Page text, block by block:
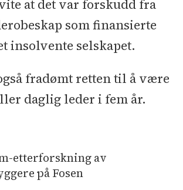
at det var forskudd fra
som finansierte
insolvente selskapet.
fradømt retten til å være
daglig leder i fem år.
etterforskning av
på Fosen